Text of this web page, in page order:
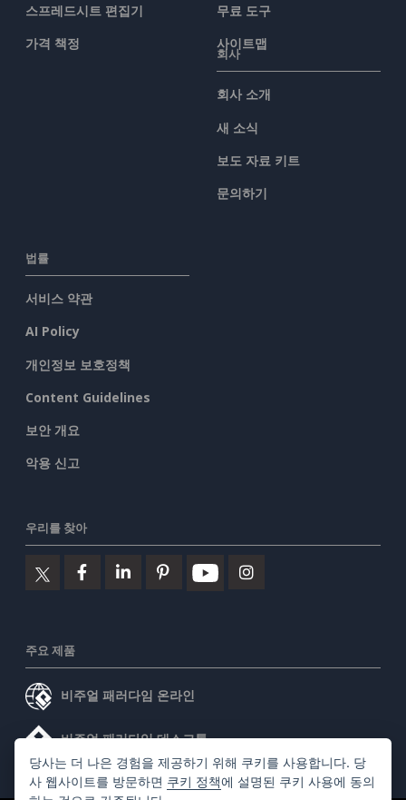
스프레드시트 편집기
가격 책정
무료 도구
사이트맵
회사
회사 소개
새 소식
보도 자료 키트
문의하기
법률
서비스 약관
AI Policy
개인정보 보호정책
Content Guidelines
보안 개요
악용 신고
우리를 찾아
주요 제품
비주얼 패러다임 온라인
비주얼 패러다임 데스크톱
당사는 더 나은 경험을 제공하기 위해 쿠키를 사용합니다. 당
사 웹사이트를 방문하면 쿠키 정책에 설명된 쿠키 사용에 동의